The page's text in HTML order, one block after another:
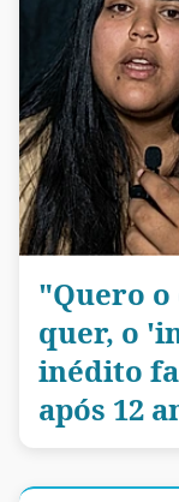
"Quero o
quer, o
inédito
após 12